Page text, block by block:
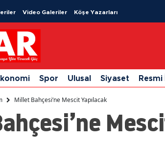
Video Galeriler Köşe Yazarları
Spor Ulusal Siyaset Resmi
Millet Bahçesi’ne Mescit Yapılacak